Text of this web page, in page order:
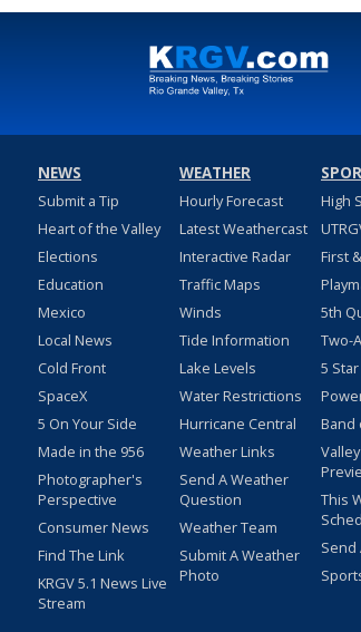
NEWS
Submit a Tip
Heart of the Valley
Elections
Education
Mexico
Local News
Cold Front
SpaceX
5 On Your Side
Made in the 956
Photographer's
Perspective
Consumer News
Find The Link
KRGV 5.1 News Live
Stream
WEATHER
Hourly Forecast
Latest Weathercast
Interactive Radar
Traffic Maps
Winds
Tide Information
Lake Levels
Water Restrictions
Hurricane Central
Weather Links
Send A Weather
Question
Weather Team
Submit A Weather
Photo
High
First
5th
Two-
5
Band
This
Send